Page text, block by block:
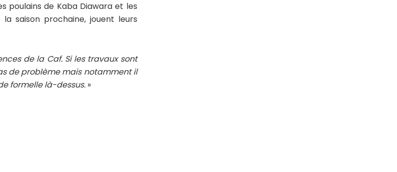
poulains de Kaba Diawara et les
saison prochaine, jouent leurs
de la Caf. Si les travaux sont
de problème mais notamment il
formelle là-dessus. »